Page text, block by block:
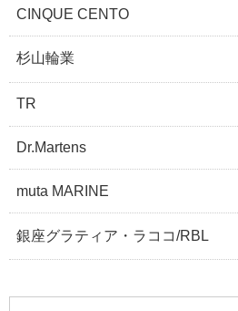
CINQUE CENTO
杉山輪業
TR
Dr.Martens
muta MARINE
銀座グラティア・ラココ/RBL